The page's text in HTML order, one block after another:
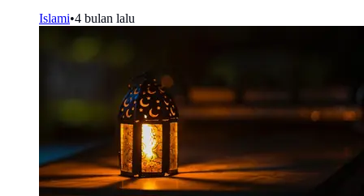
Islami•4 bulan lalu